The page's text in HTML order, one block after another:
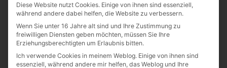
Neueste Kommentare
Guillermo de la MazazuKurz notiert
LexikalikerzuKurz notiert
Diese Website nutzt Cookies. Einige von ihnen sind essenziell,
während andere dabei helfen, die Website zu verbessern.
Wenn Sie unter 16 Jahre alt sind und Ihre Zustimmung zu
freiwilligen Diensten geben möchten, müssen Sie Ihre
Erziehungsberechtigten um Erlaubnis bitten.
Ich verwende Cookies in meinem Weblog. Einige von ihnen sind
essenziell, während andere mir helfen, das Weblog und Ihre